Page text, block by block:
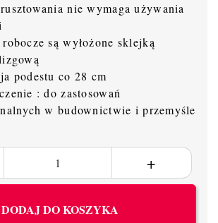
nie wymaga używania
są wyłożone sklejką
podestu co 28 cm
: do zastosowań
w budownictwie i przemyśle
DODAJ DO KOSZYKA